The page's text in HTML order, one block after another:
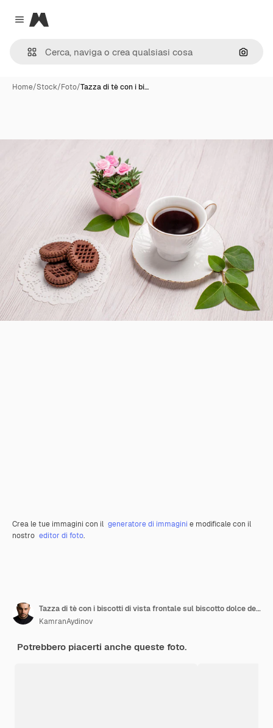
Close menu
Magnific
Cerca
Home/Stock/Foto/Tazza di tè con i bi…
Crea le tue immagini con il generatore di immagini e modificale con il
nostro editor di foto.
Tazza di tè con i biscotti di vista frontale sul biscotto dolce del biscotto del tè dello zucchero da tavola bianco
KamranAydinov
Potrebbero piacerti anche queste foto.